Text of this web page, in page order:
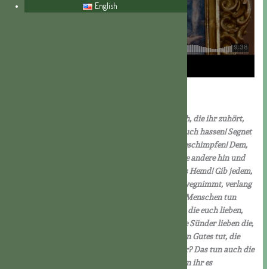
In jener Zeit sprach Jesus zu seinen Jüngern: Euch, die ihr zuhört,
sage ich: Liebt eure Feinde; tut denen Gutes, die euch hassen! Segnet
die, die euch verfluchen; betet für die, die euch beschimpfen! Dem,
der dich auf die eine Wange schlägt, halt auch die andere hin und
dem, der dir den Mantel wegnimmt, laß auch das Hemd! Gib jedem,
der dich bittet; und wenn dir jemand das Deine wegnimmt, verlang
es nicht zurück! Und wie ihr wollt, daß euch die Menschen tun
sollen, das tut auch ihr ihnen! Wenn ihr die liebt, die euch lieben,
welchen Dank erwartet ihr dafür? Denn auch die Sünder lieben die,
von denen sie geliebt werden. Und wenn ihr denen Gutes tut, die
euch Gutes tun, welchen Dank erwartet ihr dafür? Das tun auch die
Sünder. Und wenn ihr denen Geld leiht, von denen ihr es
English